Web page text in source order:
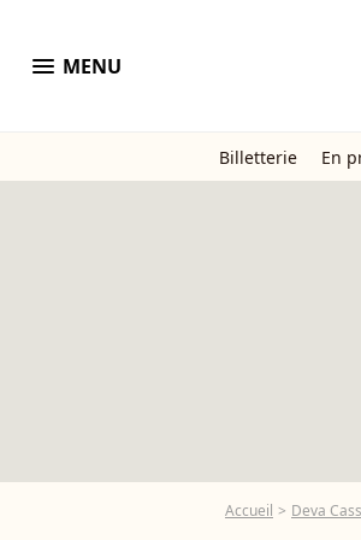
menu MENU
Billetterie En
Accueil Deva